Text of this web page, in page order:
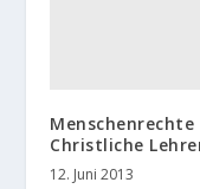
Christliche
12. Juni 2013